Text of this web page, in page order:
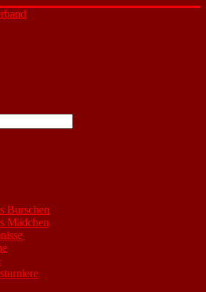
Burschen
Mädchen